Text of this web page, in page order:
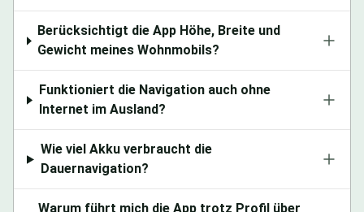
Berücksichtigt die App Höhe, Breite und
Gewicht meines Wohnmobils?
Funktioniert die Navigation auch ohne
Internet im Ausland?
Wie viel Akku verbraucht die
Dauernavigation?
Warum führt mich die App trotz Profil über